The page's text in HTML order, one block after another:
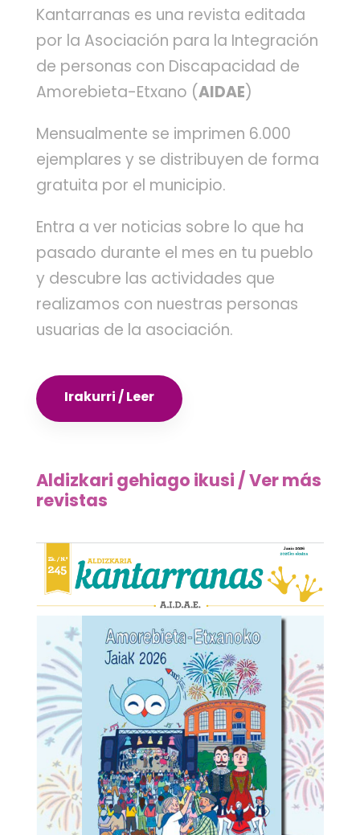
Kantarranas es una revista editada
por la Asociación para la Integración
de personas con Discapacidad de
Amorebieta-Etxano (AIDAE)
Mensualmente se imprimen 6.000
ejemplares y se distribuyen de forma
gratuita por el municipio.
Entra a ver noticias sobre lo que ha
pasado durante el mes en tu pueblo
y descubre las actividades que
realizamos con nuestras personas
usuarias de la asociación.
Irakurri / Leer
Aldizkari gehiago ikusi / Ver más
revistas